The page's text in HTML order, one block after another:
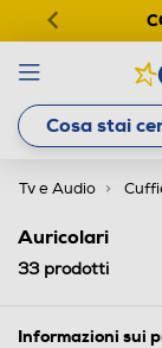
Tv e Audio
Auricolari
33prodotti
Informazioni sui